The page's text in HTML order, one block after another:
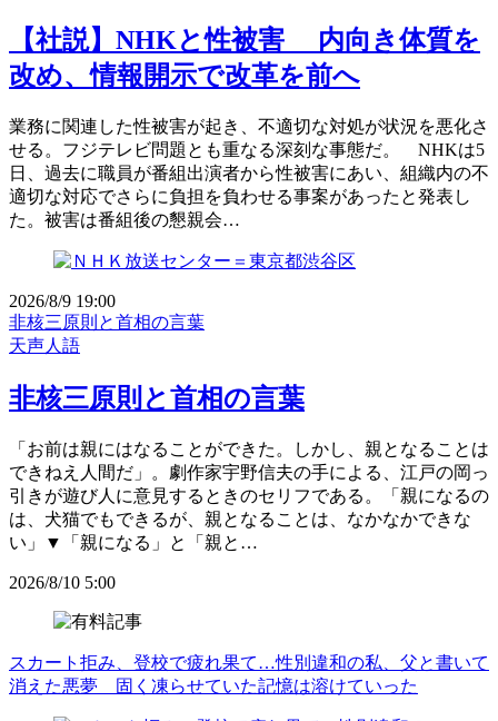
【社説】NHKと性被害 内向き体質を
改め、情報開示で改革を前へ
業務に関連した性被害が起き、不適切な対処が状況を悪化さ
せる。フジテレビ問題とも重なる深刻な事態だ。 NHKは5
日、過去に職員が番組出演者から性被害にあい、組織内の不
適切な対応でさらに負担を負わせる事案があったと発表し
た。被害は番組後の懇親会…
2026/8/9 19:00
非核三原則と首相の言葉
天声人語
非核三原則と首相の言葉
「お前は親にはなることができた。しかし、親となることは
できねえ人間だ」。劇作家宇野信夫の手による、江戸の岡っ
引きが遊び人に意見するときのセリフである。「親になるの
は、犬猫でもできるが、親となることは、なかなかできな
い」▼「親になる」と「親と…
2026/8/10 5:00
スカート拒み、登校で疲れ果て…性別違和の私、父と書いて
消えた悪夢 固く凍らせていた記憶は溶けていった